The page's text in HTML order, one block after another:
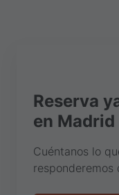
Reserva
en Madrid
Cuéntanos lo
responderemos